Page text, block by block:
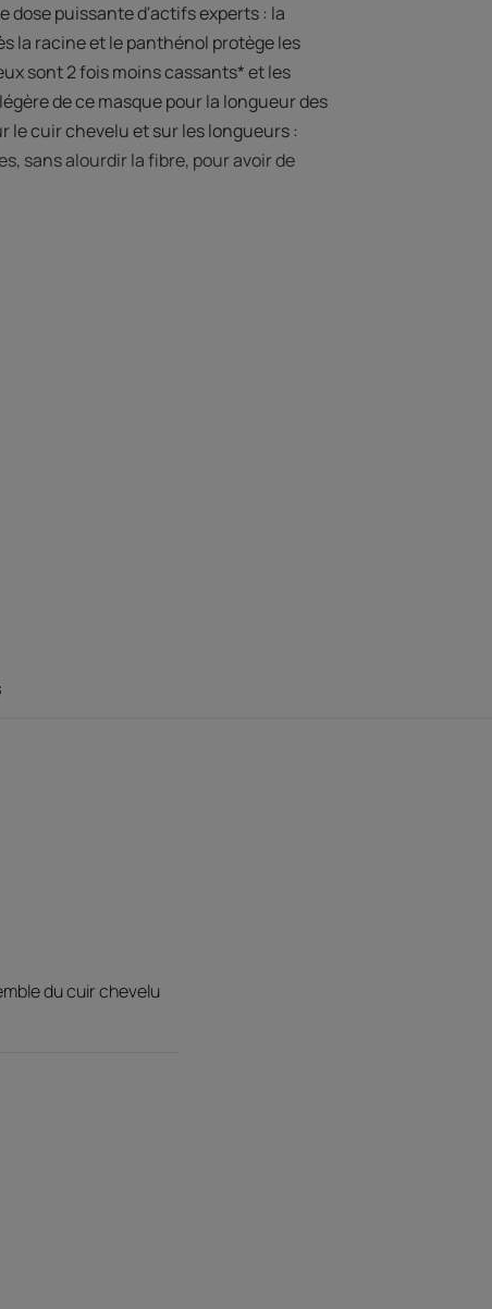
dose puissante d'actifs experts : la
la racine et le panthénol protège les
sont 2 fois moins cassants* et les
de ce masque pour la longueur des
le cuir chevelu et sur les longueurs :
sans alourdir la fibre, pour avoir de
du cuir chevelu